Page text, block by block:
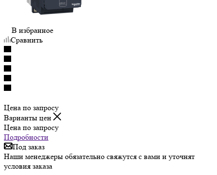
В избранное
Сравнить
Цена по запросу
Варианты цен
Цена по запросу
Подробности
Под заказ
Наши менеджеры обязательно свяжутся с вами и уточнят
условия заказа